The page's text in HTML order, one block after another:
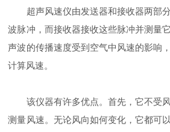
超声风速仪由发送器和接收器两部
波脉冲，而接收器接收这些脉冲并测量
声波的传播速度受到空气中风速的影响
计算风速。
该仪器有许多优点。首先，它不受
测量风速。无论风向如何变化，它都可